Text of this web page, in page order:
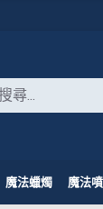
魔法蠟燭 魔法